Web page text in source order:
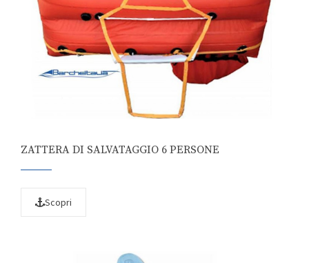
ZATTERA DI SALVATAGGIO 6 PERSONE
Scopri